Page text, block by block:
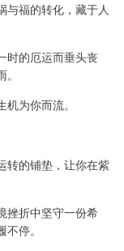
与福的转化，藏于人
时的厄运而垂头丧
为你而流。
转的铺垫，让你在紫
挫折中坚守一份希
停。